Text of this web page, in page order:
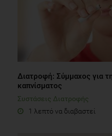
Διατροφή: Σύμμαχος για
καπνίσματος
Συστάσεις Διατροφής
1 λεπτό να διαβαστεί